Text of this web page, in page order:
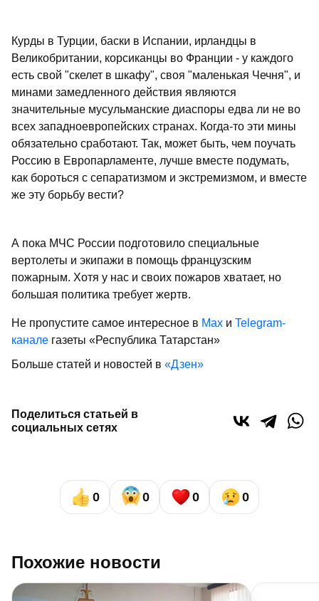
Курды в Турции, баски в Испании, ирландцы в
Великобритании, корсиканцы во Франции - у каждого
есть свой "скелет в шкафу", своя "маленькая Чечня", и
минами замедленного действия являются
значительные мусульманские диаспоры едва ли не во
всех западноевропейских странах. Когда-то эти мины
обязательно сработают. Так, может быть, чем поучать
Россию в Европарламенте, лучше вместе подумать,
как бороться с сепаратизмом и экстремизмом, и вместе
же эту борьбу вести?
А пока МЧС России подготовило специальные
вертолеты и экипажи в помощь французским
пожарным. Хотя у нас и своих пожаров хватает, но
большая политика требует жертв.
Не пропустите самое интересное в Max и Telegram-
канале газеты «Республика Татарстан»
Больше статей и новостей в «Дзен»
Поделиться статьей в
социальных сетях
0 0 0 0
Похожие новости